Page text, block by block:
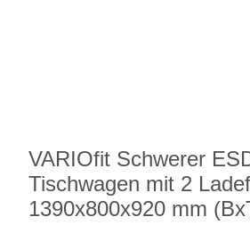
VARIOfit Schwerer
Tischwagen mit 2
1390x800x920 mm